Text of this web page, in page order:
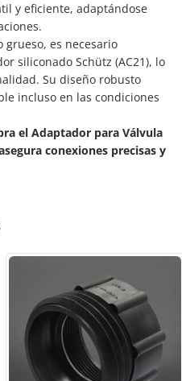
y eficiente, adaptándose
grueso, es necesario
siliconado Schütz (AC21), lo
Su diseño robusto
incluso en las condiciones
el Adaptador para Válvula
conexiones precisas y